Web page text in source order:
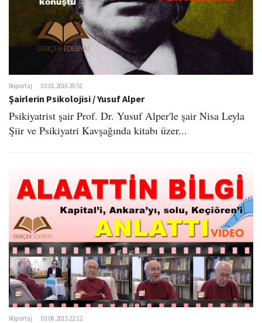
Röportaj 03.01.2016 20:51
Şairlerin Psikolojisi / Yusuf Alper
Psikiyatrist şair Prof. Dr. Yusuf Alper'le şair Nisa Leyla
Şiir ve Psikiyatri Kavşağında kitabı üzer...
Röportaj 03.08.2015 22:12